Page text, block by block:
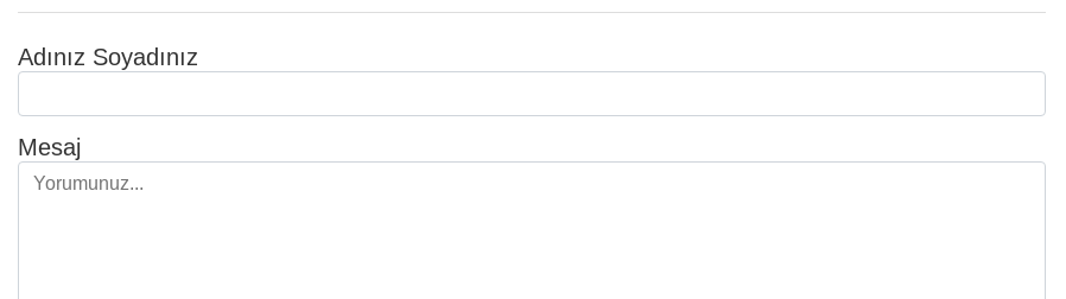
Adınız Soyadınız
Mesaj